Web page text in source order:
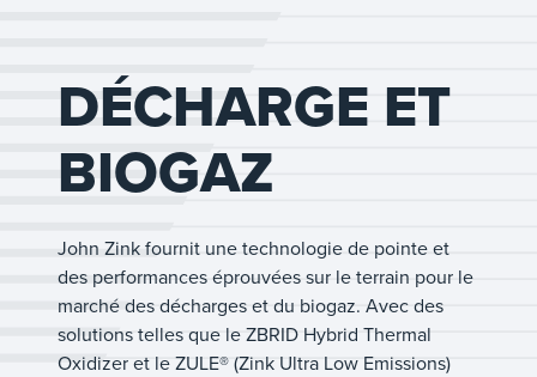
DÉCHARGE ET
BIOGAZ
John Zink fournit une technologie de pointe et
des performances éprouvées sur le terrain pour le
marché des décharges et du biogaz. Avec des
solutions telles que le ZBRID Hybrid Thermal
Oxidizer et le ZULE® (Zink Ultra Low Emissions)